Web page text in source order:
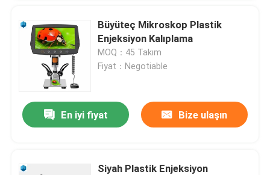
Büyüteç Mikroskop Plastik
Enjeksiyon Kalıplama
MOQ：45 Takım
Fiyat：Negotiable
En iyi fiyat Bize ulaşın
Siyah Plastik Enjeksiyon